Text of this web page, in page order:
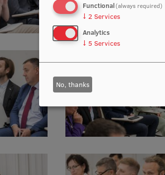
Functional(always required)
↓ 2 Services
Analytics
↓ 5 Services
No, thanks